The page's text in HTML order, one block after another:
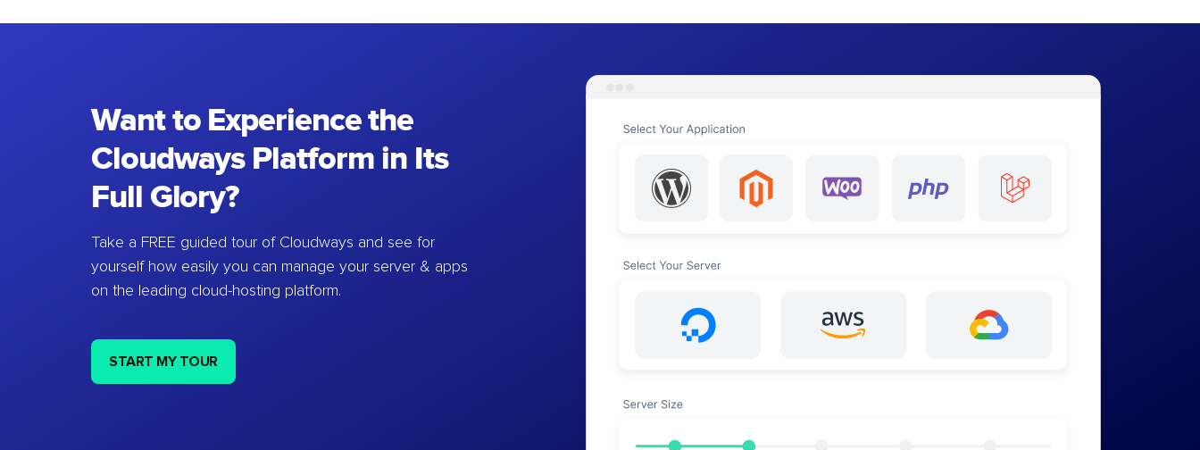
Want to Experience the
Cloudways Platform in Its
Full Glory?
Take a FREE guided tour of Cloudways and see for
yourself how easily you can manage your server & apps
on the leading cloud-hosting platform.
START MY TOUR